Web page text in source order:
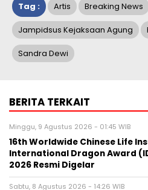
Tag : Artis Breaking News
Jampidsus Kejaksaan Agung
Sandra Dewi
BERITA TERKAIT
Minggu, 9 Agustus 2026 - 01:45 WIB
16th Worldwide Chinese Life
International Dragon Award
2026 Resmi Digelar
Sabtu, 8 Agustus 2026 - 14:26 WIB